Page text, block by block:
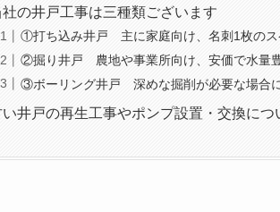
社の井戸工事は三種類ございます
①打ち込み井戸 主に家庭向け、名刺1枚のス
②掘り井戸 農地や事業所向け、安価で水量
③ボーリング井戸 深めな掘削が必要な場合
い井戸の再生工事やポンプ設置・交換につ